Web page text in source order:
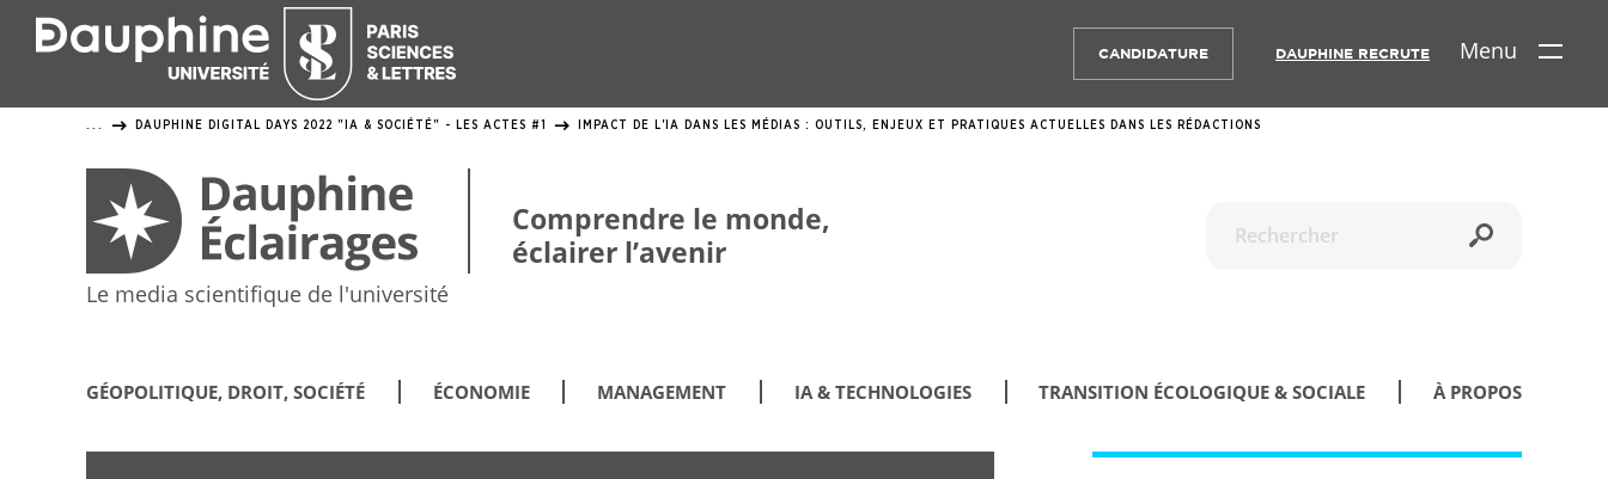
Panneau
CANDIDATURE DAUPHINE RECRUTE Menu
... DAUPHINE DIGITAL DAYS 2022 "IA & SOCIÉTÉ" - LES ACTES #1 IMPACT DE L'IA DANS LES MÉDIAS : OUTILS, ENJEUX ET PRATIQUES ACTUELLES DANS LES RÉDACTIONS
Le media scientifique de l'université
Comprendre le monde,
éclairer l’avenir
GÉOPOLITIQUE, DROIT, SOCIÉTÉ ÉCONOMIE MANAGEMENT IA & TECHNOLOGIES TRANSITION ÉCOLOGIQUE & SOCIALE À PROPOS